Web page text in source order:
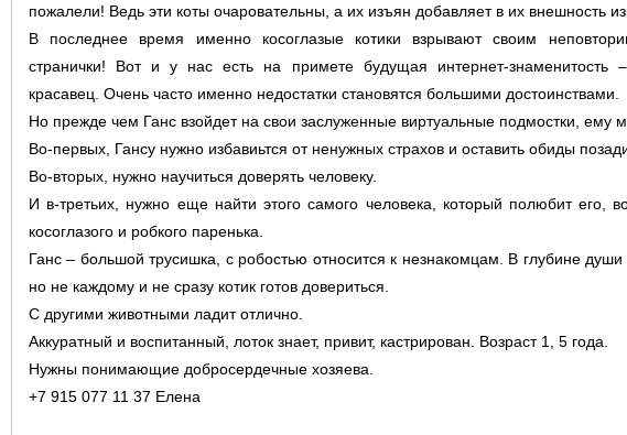
пожалели! Ведь эти коты очаровательны, а их изъян добавляет в их внешность
В последнее время именно косоглазые котики взрывают своим
странички! Вот и у нас есть на примете будущая интернет-знаменитость –
красавец. Очень часто именно недостатки становятся большими достоинствами.
Но прежде чем Ганс взойдет на свои заслуженные виртуальные подмостки, ему
Во-первых, Гансу нужно избавиьтся от ненужных страхов и оставить обиды
Во-вторых, нужно научиться доверять человеку.
И в-третьих, нужно еще найти этого самого человека, который полюбит его,
косоглазого и робкого паренька.
Ганс – большой трусишка, с робостью относится к незнакомцам. В глубине души
но не каждому и не сразу котик готов довериться.
С другими животными ладит отлично.
Аккуратный и воспитанный, лоток знает, привит, кастрирован. Возраст 1, 5 года.
Нужны понимающие добросердечные хозяева.
+7 915 077 11 37 Елена